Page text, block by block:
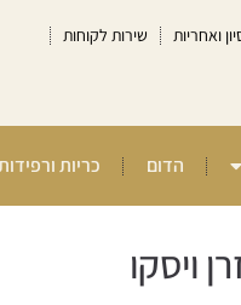
ואחריות שירות לקוחות
הדום כריות
ויסקו